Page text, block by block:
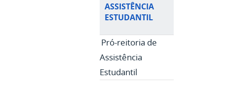
ASSISTÊNCIA
ESTUDANTIL
Pró-reitoria de
Assistência
Estudantil